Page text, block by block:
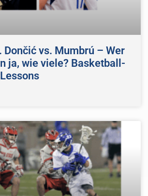
Dončić vs. Mumbrú – Wer
ja, wie viele? Basketball-